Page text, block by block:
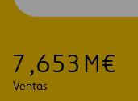
7 ,653 M€
Ventas